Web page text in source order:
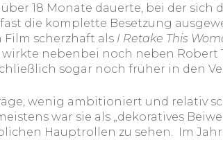
18 Monate dauerte, bei der sich
die komplette Besetzung
scherzhaft als I Retake This
wirkte nebenbei noch neben Robert
sogar noch früher in den
wenig ambitioniert und relativ
war sie als „dekoratives
Hauptrollen zu sehen. Im Jahr